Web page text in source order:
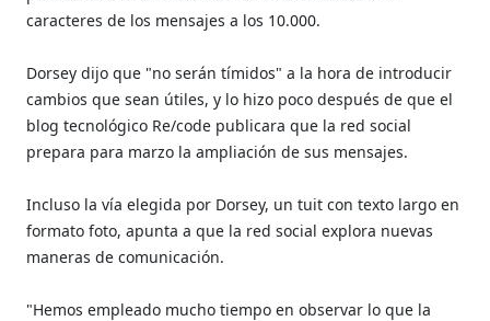
caracteres de los mensajes a los 10.000.
Dorsey dijo que "no serán tímidos" a la hora de introducir
cambios que sean útiles, y lo hizo poco después de que el
blog tecnológico Re/code publicara que la red social
prepara para marzo la ampliación de sus mensajes.
Incluso la vía elegida por Dorsey, un tuit con texto largo en
formato foto, apunta a que la red social explora nuevas
maneras de comunicación.
"Hemos empleado mucho tiempo en observar lo que la